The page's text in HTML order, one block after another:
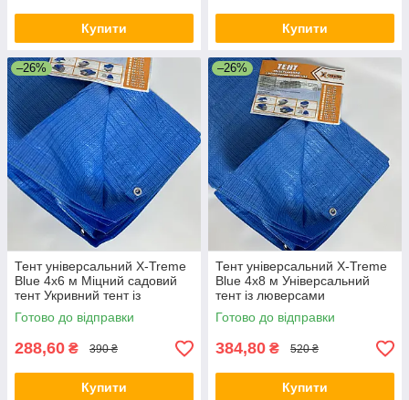
Купити Купити
–26%
Тент універсальний X-Treme
Blue 4х6 м Міцний садовий
тент Укривний тент із
кільцями Синій тент
Готово до відправки
288,60 ₴ 390 ₴
Купити
–26%
Тент універсальний X-Treme
Blue 4х8 м Універсальний
тент із люверсами
Сонцезахисний тент
Готово до відправки
384,80 ₴ 520 ₴
Купити